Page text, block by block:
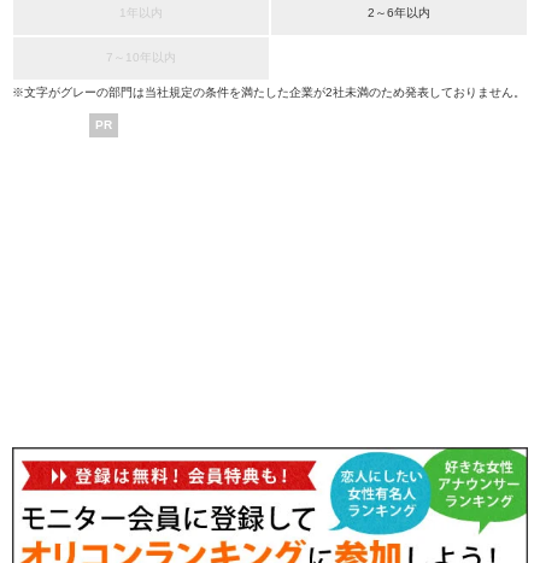
1年以内 2～6年以内
7～10年以内
※文字がグレーの部門は当社規定の条件を満たした企業が2社未満のため発表しておりません。
PR